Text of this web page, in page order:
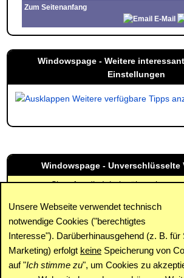
Zum Seitenanfang
E-Mail
Windowspage - Weitere
Einstellungen
Weitere verfügbare Tipps
Unsere Webseite verwendet technisch
notwendige Cookies ("berechtigtes
Interesse"). Darüberhinausgehend (z. B. für
Marketing) erfolgt keine Speicherung von
auf "Ich stimme zu", um Cookies zu
Windowspage - Unverschlüsselte
Sie rufen die Inhalte über eine
verschlüsselte Verbindung (SSL)
https://www.windowspage.de/
Impressum | Kontakt | Datenschutz /
Abuse
Newsletter